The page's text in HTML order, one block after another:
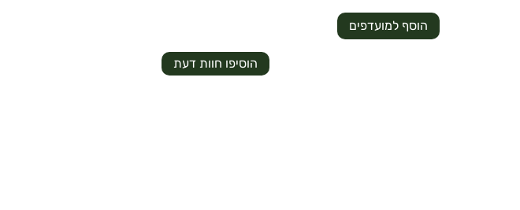
הוסיפו חוות דעת
הוסף למועדפים